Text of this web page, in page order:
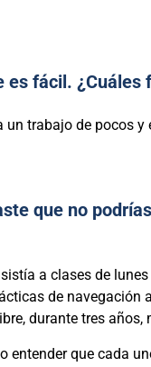
fácil. ¿Cuáles
trabajo de pocos
que no
a clases de
de
durante tres
que cada